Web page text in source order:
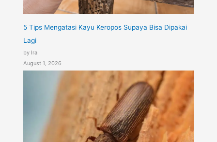
5 Tips Mengatasi Kayu Keropos Supaya Bisa Dipakai
Lagi
by Ira
August 1, 2026